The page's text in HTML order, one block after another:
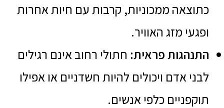
כתוצאה ממכוניות, קרבות עם חיות אחרות
ופגעי מזג האוויר.
התנהגות פראית: חתולי רחוב אינם רגילים
לבני אדם ויכולים להיות חשדניים או אפילו
תוקפניים כלפי אנשים.